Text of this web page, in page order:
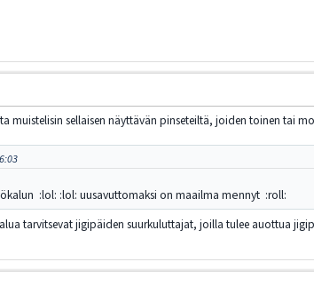
muistelisin sellaisen näyttävän pinseteiltä, joiden toinen tai
:lol: :lol: uusavuttomaksi on maailma mennyt :roll:
tarvitsevat jigipäiden suurkuluttajat, joilla tulee auottua